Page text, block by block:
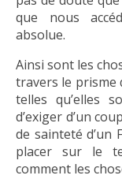
que nous
absolue.
Ainsi sont les
travers le prisme
telles qu’elles
d’exiger d’un
de sainteté d’un
placer sur le
comment les